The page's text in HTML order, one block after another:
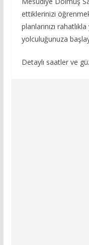
ettiklerinizi
planlarınızı
yolculuğunuza
Detaylı saatler ve